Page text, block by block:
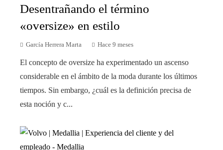
Desentrañando el término
«oversize» en estilo
García Herrera Marta Hace 9 meses
El concepto de oversize ha experimentado un ascenso
considerable en el ámbito de la moda durante los últimos
tiempos. Sin embargo, ¿cuál es la definición precisa de
esta noción y c...